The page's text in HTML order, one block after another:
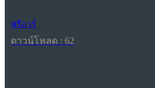
ฟรีแวร์
ดาวน์โหลด : 62